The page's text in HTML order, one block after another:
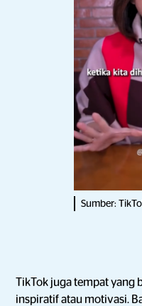
Sumber:
TikTok juga tempat yang
inspiratif atau motivasi.